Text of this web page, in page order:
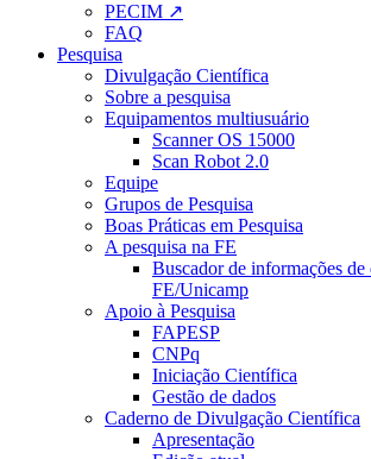
PECIM ↗
FAQ
Pesquisa
Divulgação Científica
Sobre a pesquisa
Equipamentos multiusuário
Scanner OS 15000
Scan Robot 2.0
Equipe
Grupos de Pesquisa
Boas Práticas em Pesquisa
A pesquisa na FE
Buscador de informações de
FE/Unicamp
Apoio à Pesquisa
FAPESP
CNPq
Iniciação Científica
Gestão de dados
Caderno de Divulgação Científica
Apresentação